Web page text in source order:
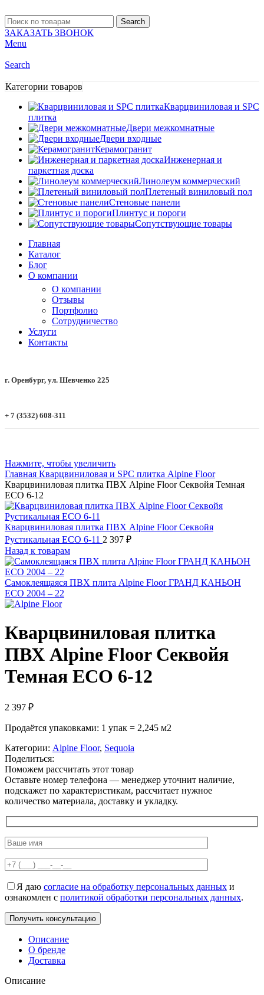
Search
ЗАКАЗАТЬ ЗВОНОК
Menu
Search
Категории товаров
Кварцвиниловая и SPC
плитка
Двери межкомнатные
Двери входные
Керамогранит
Инженерная и
паркетная доска
Линолеум коммерческий
Плетеный виниловый пол
Стеновые панели
Плинтус и пороги
Сопутствующие товары
Главная
Каталог
Блог
О компании
О компании
Отзывы
Портфолио
Сотрудничество
Услуги
Контакты
г. Оренбург, ул. Шевченко 225
+ 7 (3532) 608-311
Нажмите, чтобы увеличить
Главная Кварцвиниловая и SPC плитка Alpine Floor
Кварцвиниловая плитка ПВХ Alpine Floor Секвойя Темная
ЕСО 6-12
Кварцвиниловая плитка ПВХ Alpine Floor Секвойя
Рустикальная ЕСО 6-11 2 397 ₽
Назад к товарам
Самоклеящаяся ПВХ плита Alpine Floor ГРАНД КАНЬОН
ECO 2004 – 22
Кварцвиниловая плитка
ПВХ Alpine Floor Секвойя
Темная ЕСО 6-12
2 397 ₽
Продаётся упаковками: 1 упак = 2,245 м2
Категории: Alpine Floor, Sequoia
Поделиться:
Поможем рассчитать этот товар
Оставьте номер телефона — менеджер уточнит наличие,
подскажет по характеристикам, рассчитает нужное
количество материала, доставку и укладку.
Я даю согласие на обработку персональных данных и
ознакомлен с политикой обработки персональных данных.
Описание
О бренде
Доставка
Описание